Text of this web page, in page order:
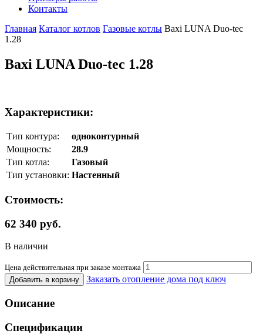
Контакты
Главная Каталог котлов Газовые котлы Baxi LUNA Duo-tec
1.28
Baxi LUNA Duo-tec 1.28
Характеристики:
Тип контура:
одноконтурный
Мощность:
28.9
Тип котла:
Газовый
Тип установки: Настенный
Стоимость:
62 340 руб.
В наличии
Цена действительная при заказе монтажа
Добавить в корзину
Заказать отопление дома под ключ
Описание
Спецификации